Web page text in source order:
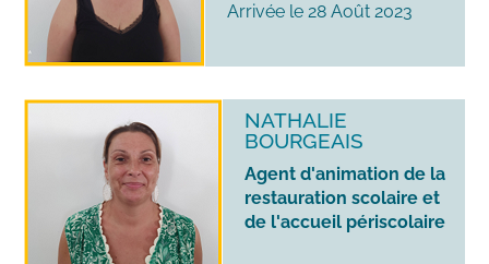
Arrivée le 28 Août 2023
NATHALIE
BOURGEAIS
Agent d'animation de la
restauration scolaire et
de l'accueil périscolaire